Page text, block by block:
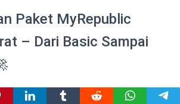
Paket MyRepublic
– Dari Basic Sampai
butuh internet buat scroll TikTok